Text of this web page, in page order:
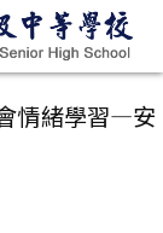
情緒學習—安